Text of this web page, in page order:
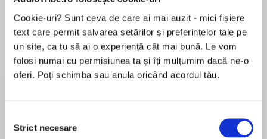
Cookie-uri? Sunt ceva de care ai mai auzit - mici fișiere
text care permit salvarea setărilor și preferințelor tale pe
un site, ca tu să ai o experiență cât mai bună. Le vom
folosi numai cu permisiunea ta și îți mulțumim dacă ne-o
oferi. Poți schimba sau anula oricând acordul tău.
consimțământului
Strict necesare
de...
Dani Francis
la...
Lauren Weisberger
Desprecarte
four-color endpapers designed for personal
inscription, and beautiful blue sprayed edges.